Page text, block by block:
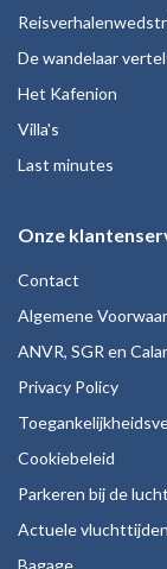
De wandelaar
Het Kafenion
Villa's
Last minutes
Onze
Contact
Algemene
ANVR, SGR en
Privacy Policy
Cookiebeleid
Parkeren bij de
Actuele vluchttijden
Bagage